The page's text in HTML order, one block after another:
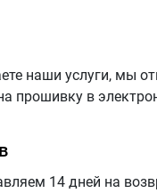
наши услуги, мы
прошивку в
14 дней на